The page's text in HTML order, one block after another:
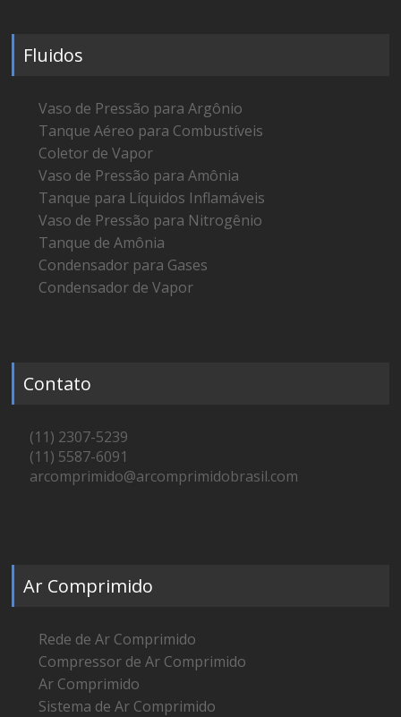
Fluidos
Vaso de Pressão para Argônio
Tanque Aéreo para Combustíveis
Coletor de Vapor
Vaso de Pressão para Amônia
Tanque para Líquidos Inflamáveis
Vaso de Pressão para Nitrogênio
Tanque de Amônia
Condensador para Gases
Condensador de Vapor
Contato
(11) 2307-5239
(11) 5587-6091
arcomprimido@arcomprimidobrasil.com
Ar Comprimido
Rede de Ar Comprimido
Compressor de Ar Comprimido
Ar Comprimido
Sistema de Ar Comprimido